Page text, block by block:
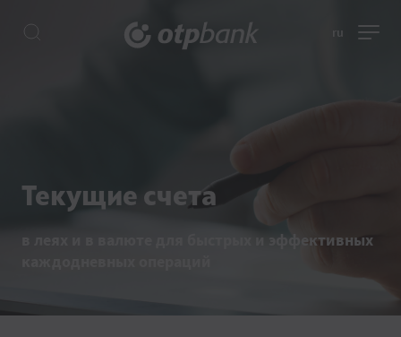
ru
Текущие счета
в леях и в валюте для быстрых и эффективных